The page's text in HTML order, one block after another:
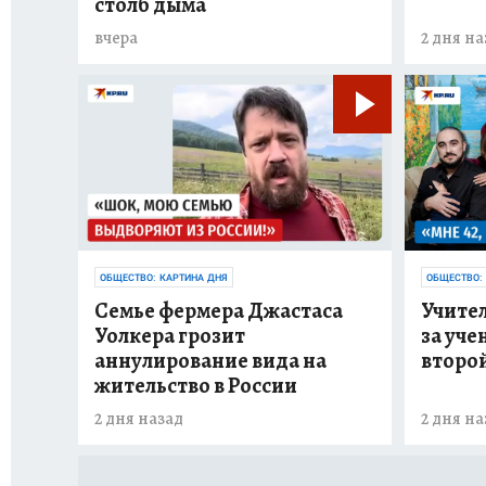
вчера 2 дня
ОБЩЕСТВО: КАРТИНА ДНЯ
Семье фермера Джастаса
Уолкера грозит
аннулирование вида на
жительство в России
2 дня назад
ОБЩЕСТВО:
за
2 дня